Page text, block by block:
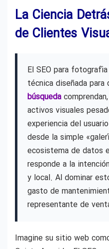
La Ciencia
de Clientes
El SEO para
técnica diseñada para
búsqueda
activos visuales
experiencia del
desde la simple
ecosistema de datos
responde a la
y local. Al dominar
gasto de
representante de
Imagine su sitio web